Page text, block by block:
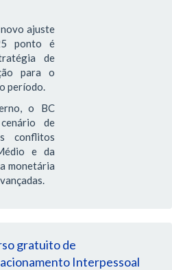
ajuste
ponto é
de
para o
período.
o BC
de
conflitos
e da
monetária
gratuito de
Interpessoal